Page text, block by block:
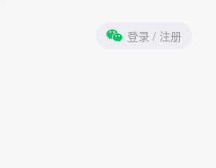
登录 / 注册